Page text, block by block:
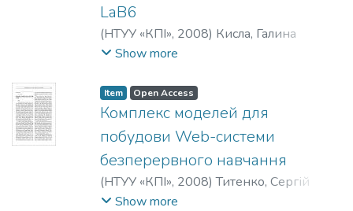
LaB6
(НТУУ «КПІ», 2008) Кисла, Галина
Павлівна;Богомол, Юрій Іванович
Ірина Юріївна
Show more
Item Open Access
Комплекс моделей для
побудови Web-системи
безперервного навчання
(НТУУ «КПІ», 2008)Титенко, Сергій
Володимирович
Show more